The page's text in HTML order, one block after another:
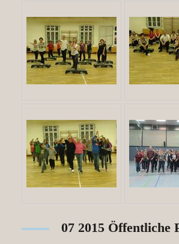
07 2015 Öffentliche